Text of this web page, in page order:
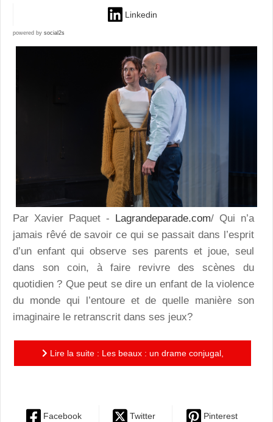
Linkedin
powered by social2s
Par Xavier Paquet - Lagrandeparade.com/ Qui n’a
jamais rêvé de savoir ce qui se passait dans l’esprit
d’un enfant qui observe ses parents et joue, seul
dans son coin, à faire revivre des scènes du
quotidien ? Que peut se dire un enfant de la violence
du monde qui l’entoure et de quelle manière son
imaginaire le retranscrit dans ses jeux?
Lire la suite : Les beaux : un drame conjugal,
Facebook Twitter Pinterest